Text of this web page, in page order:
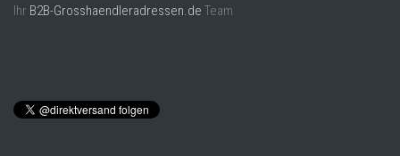
Ihr B2B-Grosshaendleradressen.de Team